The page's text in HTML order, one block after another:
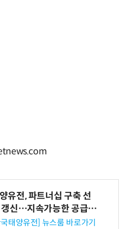
유전, 파트너십 구축 선
갱신…지속가능한 공급망
강화
태양유전] 뉴스룸 바로가기